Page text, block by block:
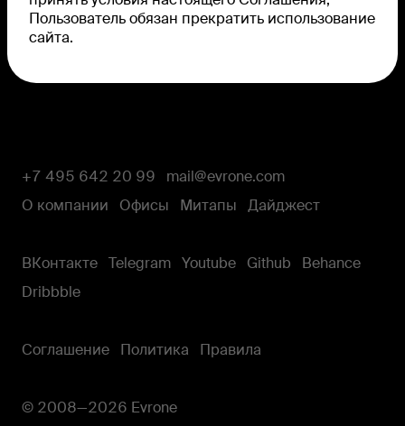
Пользователь обязан прекратить использование
сайта.
+7 495 642 20 99
mail@evrone.com
О компании
Офисы Митапы Дайджест
ВКонтакте Telegram Youtube Github
Behance
Dribbble
Cоглашение Политика Правила
© 2008—2026 Evrone